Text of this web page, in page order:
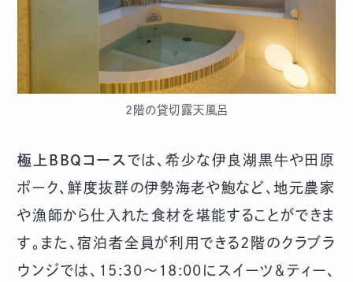
2階の貸切露天風呂
極上BBQコース では、希少な伊良湖黒牛や田原
ポーク、鮮度抜群の伊勢海老や鮑など、地元農家
や漁師から仕入れた食材を堪能することができま
す。また、宿泊者全員が利用できる2階のクラブラ
ウンジでは、15:30～18:00にスイーツ＆ティー、